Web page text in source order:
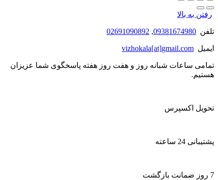
رفتن به بالا
تلفن 09381674980
,
02691090892
ایمیل vizhokala[at]gmail.com
تمامی ساعات شبانه روز و هفت روز هفته پاسخگوی شما عزیزان
هستیم.
تحویل اکسپرس
پشتیبانی 24 ساعته
7 روز ضمانت بازگشت